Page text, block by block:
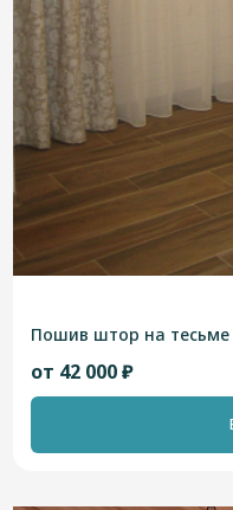
Пошив штор на тесьме
от 42 000 ₽